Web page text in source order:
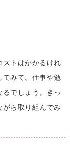
ストはかかるけれ
てみて。仕事や勉
でしょう。きっ
がら取り組んでみ